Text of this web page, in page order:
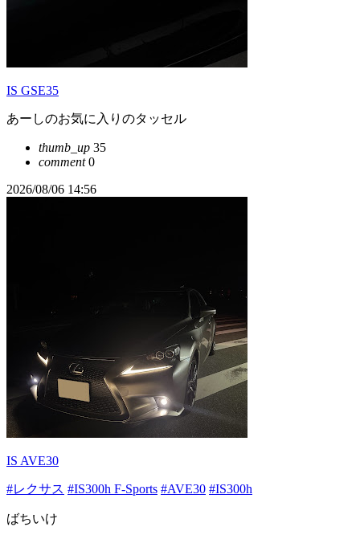
IS GSE35
あーしのお気に入りのタッセル
thumb_up 35
comment0
2026/08/06 14:56
IS AVE30
#レクサス #IS300h F-Sports #AVE30 #IS300h
ばちいけ